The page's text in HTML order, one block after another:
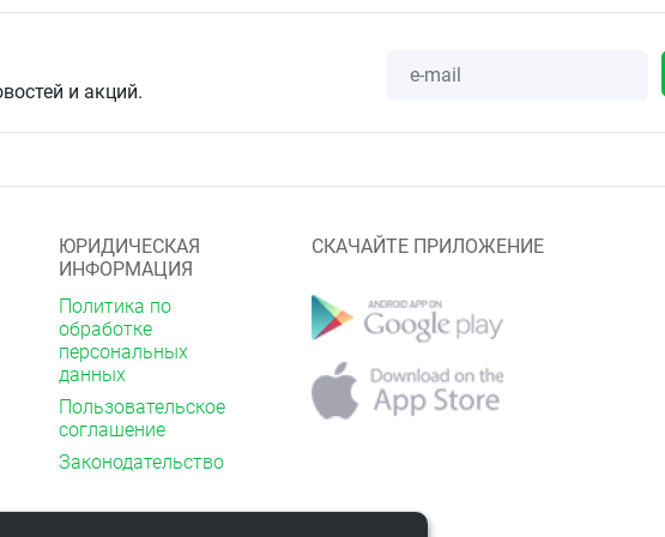
либо раздражений или аллергических реакций
использование.
и акций.
ЮРИДИЧЕСКАЯ
ИНФОРМАЦИЯ
Политика по
обработке
персональных
данных
Пользовательское
соглашение
Законодательство
СКАЧАЙТЕ ПРИЛОЖЕНИЕ